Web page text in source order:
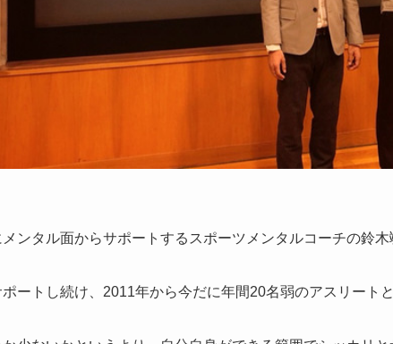
ンタル面からサポートするスポーツメンタルコーチの鈴木
ートし続け、2011年から今だに年間20名弱のアスリート